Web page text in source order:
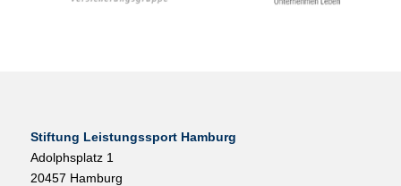
Stiftung Leistungssport Hamburg
Adolphsplatz 1
20457 Hamburg